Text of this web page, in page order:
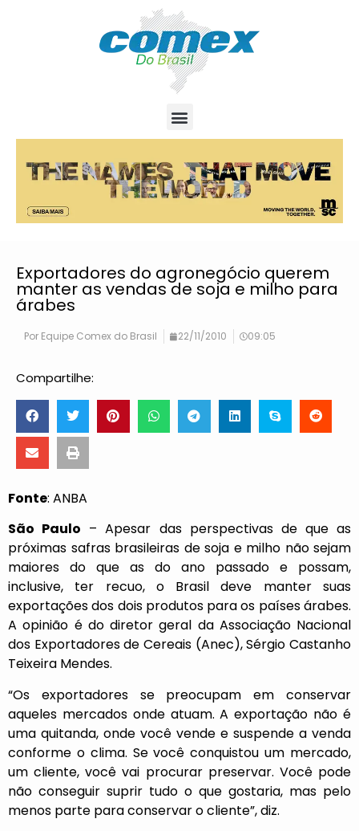
Exportadores do agronegócio querem
manter as vendas de soja e milho para
árabes
Por Equipe Comex do Brasil 22/11/2010 09:05
Compartilhe:
Fonte: ANBA
São Paulo – Apesar das perspectivas de que as
próximas safras brasileiras de soja e milho não sejam
maiores do que as do ano passado e possam,
inclusive, ter recuo, o Brasil deve manter suas
exportações dos dois produtos para os países árabes.
A opinião é do diretor geral da Associação Nacional
dos Exportadores de Cereais (Anec), Sérgio Castanho
Teixeira Mendes.
“Os exportadores se preocupam em conservar
aqueles mercados onde atuam. A exportação não é
uma quitanda, onde você vende e suspende a venda
conforme o clima. Se você conquistou um mercado,
um cliente, você vai procurar preservar. Você pode
não conseguir suprir tudo o que gostaria, mas pelo
menos parte para conservar o cliente”, diz.